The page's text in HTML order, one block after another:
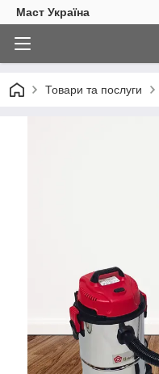
Маст Україна
Товари та послуги